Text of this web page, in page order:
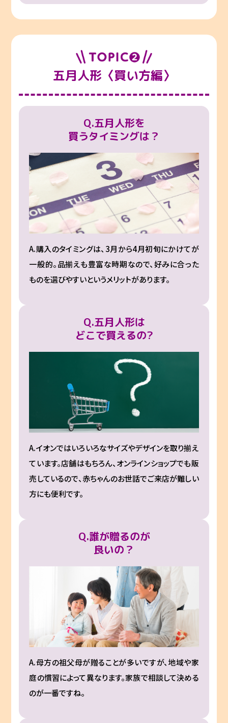
五月人形〈買い方編〉
Q.五月人形を
買うタイミングは？
A.購入のタイミングは、3月から4月初旬にかけてが
一般的。品揃えも豊富な時期なので、好みに合った
ものを選びやすいというメリットがあります。
Q.五月人形は
どこで買えるの?
A.イオンではいろいろなサイズやデザインを取り揃え
ています。店舗はもちろん、オンラインショップでも販
売しているので、赤ちゃんのお世話でご来店が難しい
方にも便利です。
Q.誰が贈るのが
良いの？
A.母方の祖父母が贈ることが多いですが、地域や家
庭の慣習によって異なります。家族で相談して決める
のが一番ですね。